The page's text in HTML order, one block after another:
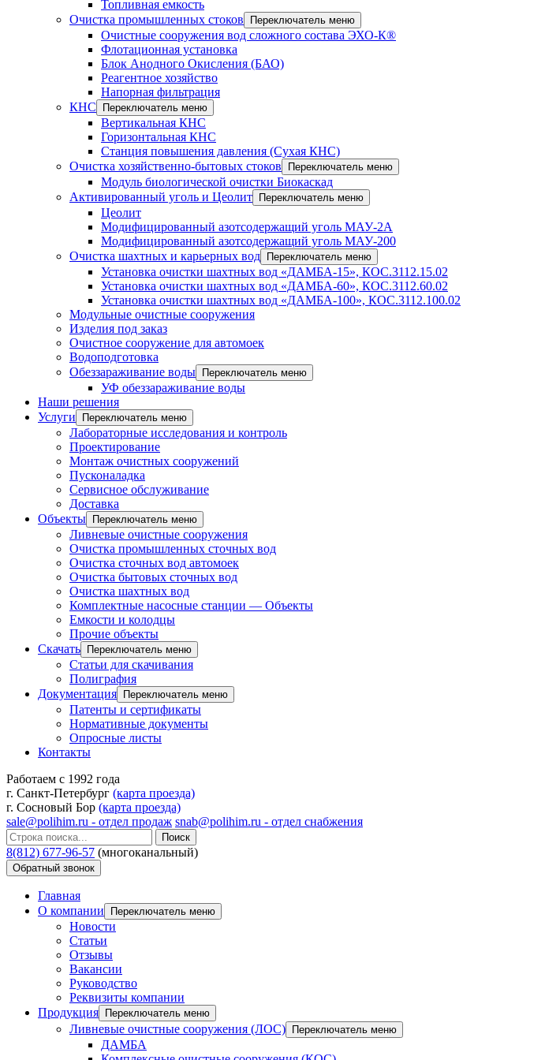
Топливная емкость
Очистка промышленных стоков
Переключатель меню
Очистные сооружения вод сложного состава ЭХО-К®
Флотационная установка
Блок Анодного Окисления (БАО)
Реагентное хозяйство
Напорная фильтрация
КНС
Переключатель меню
Вертикальная КНС
Горизонтальная КНС
Станция повышения давления (Сухая КНС)
Очистка хозяйственно-бытовых стоков
Переключатель меню
Модуль биологической очистки Биокаскад
Активированный уголь и Цеолит
Переключатель меню
Цеолит
Модифицированный азотсодержащий уголь МАУ-2А
Модифицированный азотсодержащий уголь МАУ-200
Очистка шахтных и карьерных вод
Переключатель меню
Установка очистки шахтных вод «ДАМБА-15», КОС.3112.15.02
Установка очистки шахтных вод «ДАМБА-60», КОС.3112.60.02
Установка очистки шахтных вод «ДАМБА-100», КОС.3112.100.02
Модульные очистные сооружения
Изделия под заказ
Очистное сооружение для автомоек
Водоподготовка
Обеззараживание воды
Переключатель меню
УФ обеззараживание воды
Наши решения
Услуги
Переключатель меню
Лабораторные исследования и контроль
Проектирование
Монтаж очистных сооружений
Пусконаладка
Сервисное обслуживание
Доставка
Объекты
Переключатель меню
Ливневые очистные сооружения
Очистка промышленных сточных вод
Очистка сточных вод автомоек
Очистка бытовых сточных вод
Очистка шахтных вод
Комплектные насосные станции — Объекты
Емкости и колодцы
Прочие объекты
Скачать
Переключатель меню
Статьи для скачивания
Полиграфия
Документация
Переключатель меню
Патенты и сертификаты
Нормативные документы
Опросные листы
Контакты
Работаем с 1992 года
г. Санкт-Петербург (карта проезда)
г. Сосновый Бор (карта проезда)
sale@polihim.ru - отдел продаж snab@polihim.ru - отдел снабжения
Поиск
8(812) 677-96-57 (многоканальный)
Обратный звонок
Главная
О компании
Переключатель меню
Новости
Статьи
Отзывы
Вакансии
Руководство
Реквизиты компании
Продукция
Переключатель меню
Ливневые очистные сооружения (ЛОС) Переключатель меню
ДАМБА